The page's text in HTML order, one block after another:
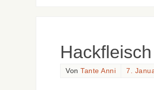
Von Tante Anni 7.